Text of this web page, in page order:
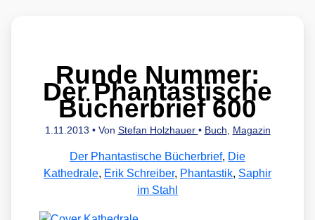
Runde Nummer:
Der Phantastische
Bücherbrief 600
1.11.2013 • Von Stefan Holzhauer • Buch, Magazin
Der Phantastische Bücherbrief, Die
Kathedrale, Erik Schreiber, Phantastik, Saphir
im Stahl